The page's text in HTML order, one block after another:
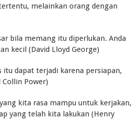
melainkan orang dengan
bila memang itu diperlukan. Anda
kecil (David Lloyd George)
itu dapat terjadi karena persiapan,
Power)
kita rasa mampu untuk kerjakan,
yang telah kita lakukan (Henry